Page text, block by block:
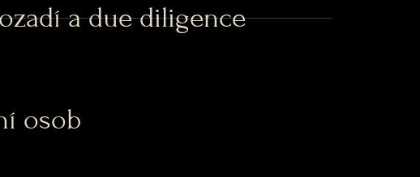
a due diligence
osob